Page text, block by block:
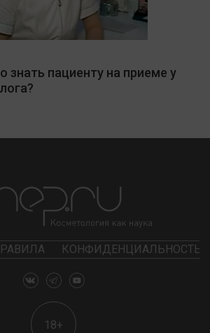
знать пациенту на приеме у
КОНФИДЕНЦИАЛЬНОСТЬ
18+